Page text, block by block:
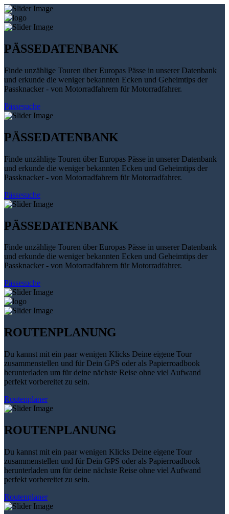
PÄSSEDATENBANK
Finde unzählige Touren über Europas Pässe in unserer Datenbank
und erkunde die weniger bekannten Ecken und Geheimtips der
Passknacker - von Motorradfahrern für Motorradfahrer.
Pässesuche
PÄSSEDATENBANK
Finde unzählige Touren über Europas Pässe in unserer Datenbank
und erkunde die weniger bekannten Ecken und Geheimtips der
Passknacker - von Motorradfahrern für Motorradfahrer.
Pässesuche
PÄSSEDATENBANK
Finde unzählige Touren über Europas Pässe in unserer Datenbank
und erkunde die weniger bekannten Ecken und Geheimtips der
Passknacker - von Motorradfahrern für Motorradfahrer.
Pässesuche
ROUTENPLANUNG
Du kannst mit ein paar wenigen Klicks Deine eigene Tour
zusammenstellen und für Dein GPS oder als Papierroadbook
herunterladen um für deine nächste Reise ohne viel Aufwand
perfekt vorbereitet zu sein.
Routenplaner
ROUTENPLANUNG
Du kannst mit ein paar wenigen Klicks Deine eigene Tour
zusammenstellen und für Dein GPS oder als Papierroadbook
herunterladen um für deine nächste Reise ohne viel Aufwand
perfekt vorbereitet zu sein.
Routenplaner